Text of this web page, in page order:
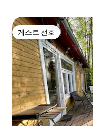
게스트 선호
게스트 선호